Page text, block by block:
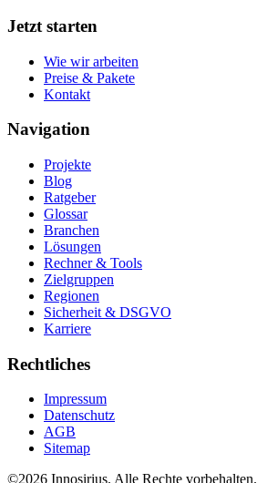
Jetzt starten
Wie wir arbeiten
Preise & Pakete
Kontakt
Navigation
Projekte
Blog
Ratgeber
Glossar
Branchen
Lösungen
Rechner & Tools
Zielgruppen
Regionen
Sicherheit & DSGVO
Karriere
Rechtliches
Impressum
Datenschutz
AGB
Sitemap
©2026 Innosirius. Alle Rechte vorbehalten.